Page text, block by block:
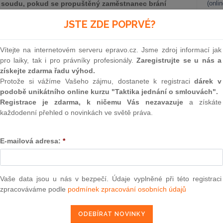
pokud se propuštěný zaměstnanec brání
Uvedeme proto především případy ze soudní
základní orientační vodítko.
Nejvyššího soudu ČR ze dne 27. 3. 2002, spis. zn. 21
práce zaměstnancem se jedná tehdy, jestliže
neplní svoje pracovní povinnosti z pracovního poměru
a jestliže nepřítomnost není způsobena jeho
dovolené v souladu se zákoníkem práce nebo jinou
jakékoliv zákonné překážky v práci se tedy nemůže nikdy
zameškání práce); takové případy je zaměstnavatel
nikterak postihovat.
dárek Vám zašleme aktuální online kurz na využití
JSTE ZDE POPRVÉ?
Vítejte na internetovém serveru epravo.cz. Jsme zdroj informací jak
pro laiky, tak i pro právníky profesionály.Zaregistrujte se u nás a
získejte zdarma řadu výhod.
Protože si vážíme Vašeho zájmu, dostanete k registracidárek v
podobě unikátního online kurzu "Taktika jednání o smlouvách".
Registrace je zdarma, k ničemu Vás nezavazuje a získáte
každodenní přehled o novinkách ve světě práva.
E-mailová adresa: *
Vaše data jsou u nás v bezpečí. Údaje vyplněné při této registraci
zpracováváme podle podmínek zpracování osobních údajů